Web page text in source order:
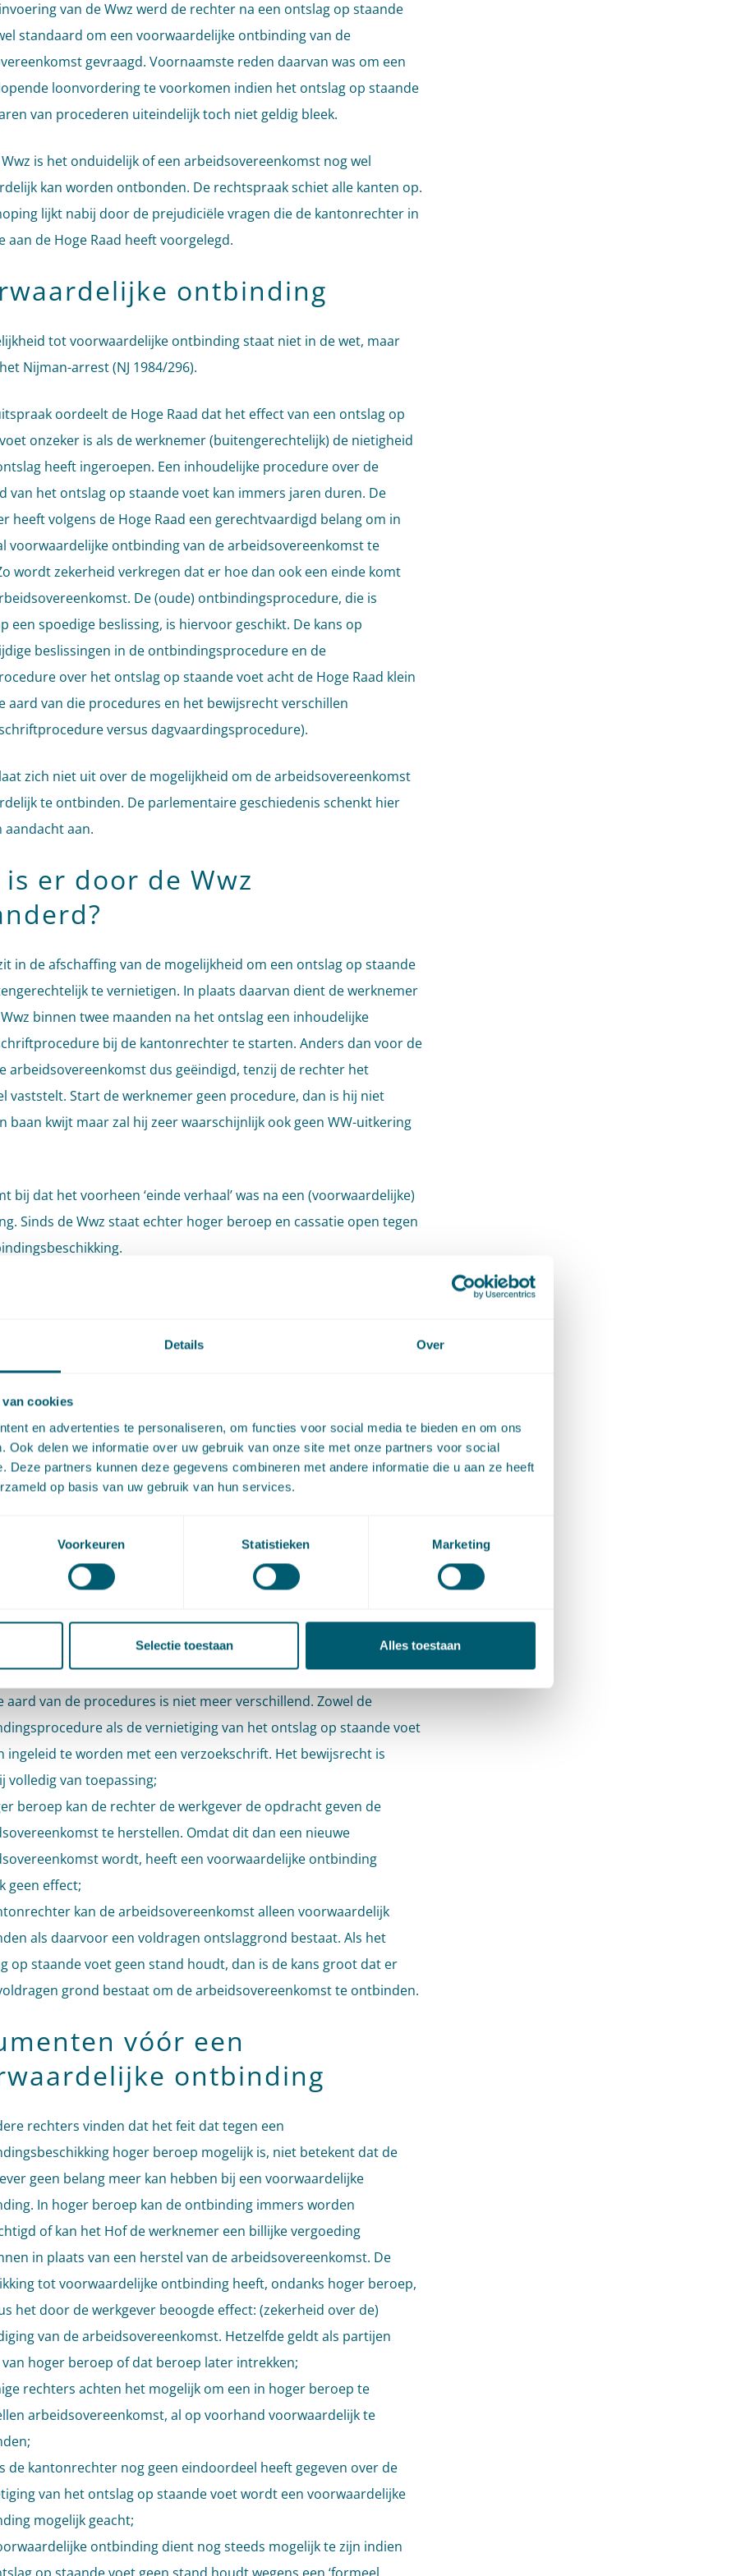
Details Over
van cookies
en advertenties te personaliseren, om functies voor social media te bieden en om ons
Ook delen we informatie over uw gebruik van onze site met onze partners voor social
Deze partners kunnen deze gegevens combineren met andere informatie die u aan ze heeft
op basis van uw gebruik van hun services.
Voorkeuren Statistieken Marketing
Selectie toestaan Alles toestaan
van de Wwz werd de rechter na een ontslag op staande
standaard om een voorwaardelijke ontbinding van de
gevraagd. Voornaamste reden daarvan was om een
loonvordering te voorkomen indien het ontslag op staande
van procederen uiteindelijk toch niet geldig bleek.
is het onduidelijk of een arbeidsovereenkomst nog wel
kan worden ontbonden. De rechtspraak schiet alle kanten op.
lijkt nabij door de prejudiciële vragen die de kantonrechter in
aan de Hoge Raad heeft voorgelegd.
ontbinding
tot voorwaardelijke ontbinding staat niet in de wet, maar
Nijman-arrest (NJ 1984/296).
oordeelt de Hoge Raad dat het effect van een ontslag op
onzeker is als de werknemer (buitengerechtelijk) de nietigheid
heeft ingeroepen. Een inhoudelijke procedure over de
van het ontslag op staande voet kan immers jaren duren. De
heeft volgens de Hoge Raad een gerechtvaardigd belang om in
voorwaardelijke ontbinding van de arbeidsovereenkomst te
wordt zekerheid verkregen dat er hoe dan ook een einde komt
De (oude) ontbindingsprocedure, die is
een spoedige beslissing, is hiervoor geschikt. De kans op
beslissingen in de ontbindingsprocedure en de
over het ontslag op staande voet acht de Hoge Raad klein
aard van die procedures en het bewijsrecht verschillen
versus dagvaardingsprocedure).
zich niet uit over de mogelijkheid om de arbeidsovereenkomst
te ontbinden. De parlementaire geschiedenis schenkt hier
aandacht aan.
is er door de Wwz
in de afschaffing van de mogelijkheid om een ontslag op staande
te vernietigen. In plaats daarvan dient de werknemer
binnen twee maanden na het ontslag een inhoudelijke
bij de kantonrechter te starten. Anders dan voor de
arbeidsovereenkomst dus geëindigd, tenzij de rechter het
vaststelt. Start de werknemer geen procedure, dan is hij niet
baan kwijt maar zal hij zeer waarschijnlijk ook geen WW-uitkering
bij dat het voorheen ‘einde verhaal’ was na een (voorwaardelijke)
Sinds de Wwz staat echter hoger beroep en cassatie open tegen
argumenten
een voorwaardelijke
vervallen van de buitengerechtelijke vernietiging, is een einde
En, als de rechter het ontslag op staande voet vernietigt – en
dus voortduurt - dan is het verzoek tot
niet voorwaardelijk maar onvoorwaardelijk;
dat met een voorwaardelijke ontbinding op korte
zekerheid wordt verkregen, gaat niet meer op. Niet alleen staat
ontbindingsbeschikking hoger beroep en cassatie open, maar
aard van de procedures is niet meer verschillend. Zowel de
als de vernietiging van het ontslag op staande voet
ingeleid te worden met een verzoekschrift. Het bewijsrecht is
volledig van toepassing;
beroep kan de rechter de werkgever de opdracht geven de
te herstellen. Omdat dit dan een nieuwe
wordt, heeft een voorwaardelijke ontbinding
geen effect;
kan de arbeidsovereenkomst alleen voorwaardelijk
als daarvoor een voldragen ontslaggrond bestaat. Als het
op staande voet geen stand houdt, dan is de kans groot dat er
grond bestaat om de arbeidsovereenkomst te ontbinden.
vóór een
ontbinding
rechters vinden dat het feit dat tegen een
hoger beroep mogelijk is, niet betekent dat de
geen belang meer kan hebben bij een voorwaardelijke
In hoger beroep kan de ontbinding immers worden
of kan het Hof de werknemer een billijke vergoeding
in plaats van een herstel van de arbeidsovereenkomst. De
tot voorwaardelijke ontbinding heeft, ondanks hoger beroep,
het door de werkgever beoogde effect: (zekerheid over de)
van de arbeidsovereenkomst. Hetzelfde geldt als partijen
hoger beroep of dat beroep later intrekken;
rechters achten het mogelijk om een in hoger beroep te
arbeidsovereenkomst, al op voorhand voorwaardelijk te
de kantonrechter nog geen eindoordeel heeft gegeven over de
van het ontslag op staande voet wordt een voorwaardelijke
mogelijk geacht;
ontbinding dient nog steeds mogelijk te zijn indien